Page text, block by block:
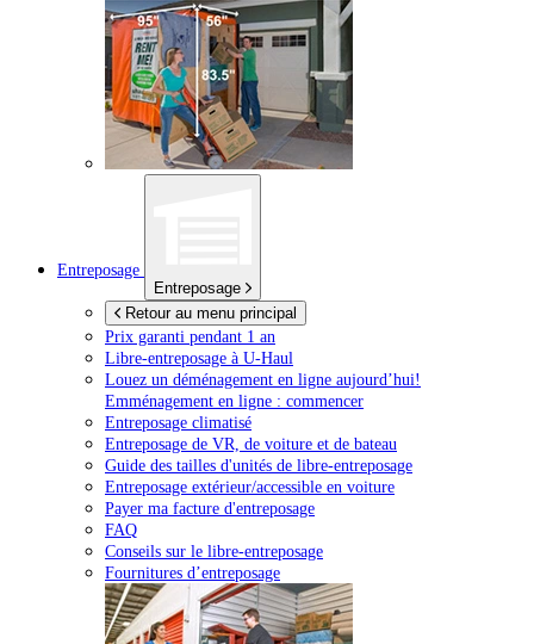
Entreposage
Entreposage
Retour au menu principal
Prix garanti pendant 1 an
Libre-entreposage à U-Haul
Louez un déménagement en ligne aujourd’hui!
Emménagement en ligne : commencer
Entreposage climatisé
Entreposage de VR, de voiture et de bateau
Guide des tailles d'unités de libre-entreposage
Entreposage extérieur/accessible en voiture
Payer ma facture d'entreposage
FAQ
Conseils sur le libre-entreposage
Fournitures d’entreposage